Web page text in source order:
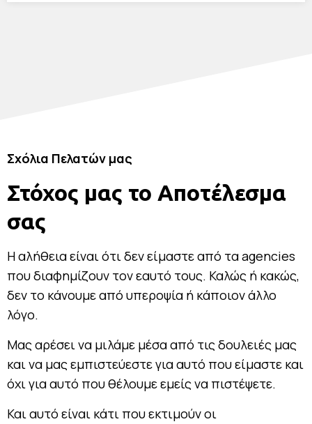
Σχόλια Πελατών μας
Στόχος μας το Αποτέλεσμα
σας
Η αλήθεια είναι ότι δεν είμαστε από τα agencies
που διαφημίζουν τον εαυτό τους. Καλώς ή κακώς,
δεν το κάνουμε από υπεροψία ή κάποιον άλλο
λόγο.
Μας αρέσει να μιλάμε μέσα από τις δουλειές μας
και να μας εμπιστεύεστε για αυτό που είμαστε και
όχι για αυτό που θέλουμε εμείς να πιστέψετε.
Και αυτό είναι κάτι που εκτιμούν οι